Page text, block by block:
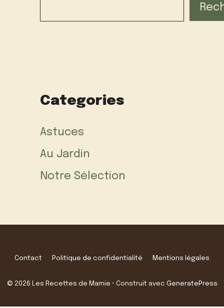
Categories
Astuces
Au Jardin
Notre Sélection
Contact Politique de confidentialité Mentions légales
© 2026 Les Recettes de Mamie • Construit avec GeneratePress